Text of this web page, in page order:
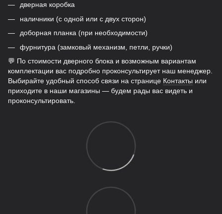
дверная коробка
наличники (с одной или с двух сторон)
доборная планка (при необходимости)
фурнитура (замковый механизм, петли, ручки)
💬 По стоимости дверного блока и возможным вариантам
комплектации вас подробно проконсультирует наш менеджер.
Выбирайте удобный способ связи на странице Контакты или
приходите в наши магазины — будем рады вас видеть и
проконсультировать.